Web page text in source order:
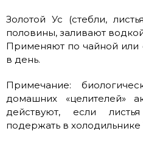
Золотой Ус (стебли,
половины, заливают
Применяют по чайной или
в день.
Примечание:
домашних «целителей»
действуют, если
подержать в холодильнике